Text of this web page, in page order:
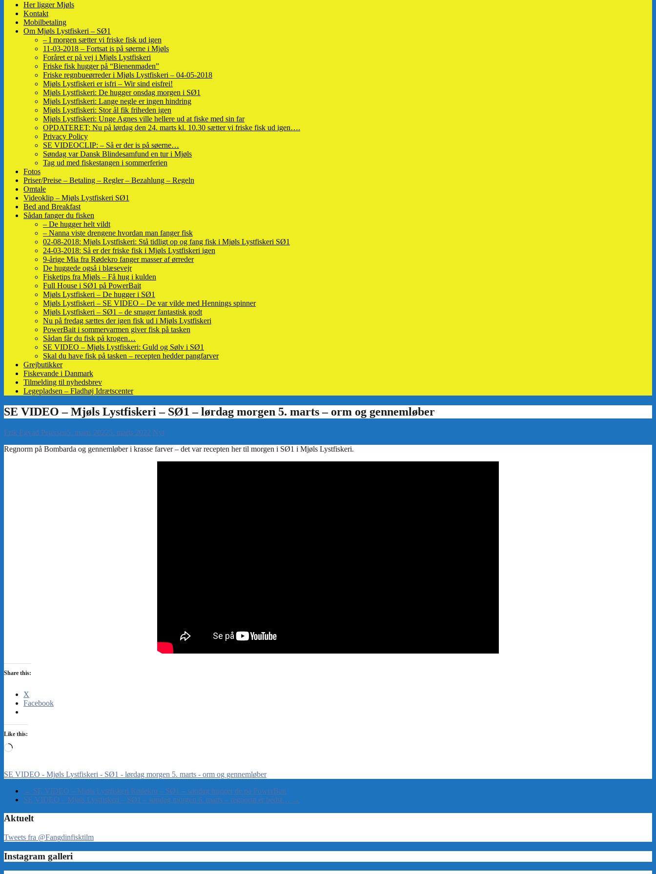
Her ligger Mjøls
Kontakt
Mobilbetaling
Om Mjøls Lystfiskeri – SØ1
– I morgen sætter vi friske fisk ud igen
11-03-2018 – Fortsat is på søerne i Mjøls
Foråret er på vej i Mjøls Lystfiskeri
Friske fisk hugger på “Bienenmaden”
Friske regnbueørreder i Mjøls Lystfiskeri – 04-05-2018
Mjøls Lystfiskeri er isfri – Wir sind eisfrei!
Mjøls Lystfiskeri: De hugger onsdag morgen i SØ1
Mjøls Lystfiskeri: Lange negle er ingen hindring
Mjøls Lystfiskeri: Stor ål fik friheden igen
Mjøls Lystfiskeri: Unge Agnes ville hellere ud at fiske med sin far
OPDATERET: Nu på lørdag den 24. marts kl. 10.30 sætter vi friske fisk ud igen….
Privacy Policy
SE VIDEOCLIP: – Så er der is på søerne…
Søndag var Dansk Blindesamfund en tur i Mjøls
Tag ud med fiskestangen i sommerferien
Fotos
Priser/Preise – Betaling – Regler – Bezahlung – Regeln
Omtale
Videoklip – Mjøls Lystfiskeri SØ1
Bed and Breakfast
Sådan fanger du fisken
– De hugger helt vildt
– Nanna viste drengene hvordan man fanger fisk
02-08-2018: Mjøls Lystfiskeri: Stå tidligt op og fang fisk i Mjøls Lystfiskeri SØ1
24-03-2018: Så er der friske fisk i Mjøls Lystfiskeri igen
9-årige Mia fra Rødekro fanger masser af ørreder
De huggede også i blæsevejr
Fisketips fra Mjøls – Få hug i kulden
Full House i SØ1 på PowerBait
Mjøls Lystfiskeri – De hugger i SØ1
Mjøls Lystfiskeri – SE VIDEO – De var vilde med Hennings spinner
Mjøls Lystfiskeri – SØ1 – de smager fantastisk godt
Nu på fredag sættes der igen fisk ud i Mjøls Lystfiskeri
PowerBait i sommervarmen giver fisk på tasken
Sådan får du fisk på krogen…
SE VIDEO – Mjøls Lystfiskeri: Guld og Sølv i SØ1
Skal du have fisk på tasken – recepten hedder pangfarver
Grejbutikker
Fiskevande i Danmark
Tilmelding til nyhedsbrev
Legepladsen – Fladhøj Idrætscenter
Erik Egvad Petersen5. marts 20225. marts 2022 Nyt
Share this:
X
Facebook
Like this:
Loading…
SE VIDEO - Mjøls Lystfiskeri - SØ1 - lørdag morgen 5. marts - orm og gennemløber
← SE VIDEO – Mjøls Lystfiskeri Rødekro – SØ1 – søndag hugger de på PowerBait
SE VIDEO – Mjøls Lystfiskeri – SØ1 – søndag morgen 6. marts – regnorm er bedst… →
Aktuelt
Tweets fra @Fangdinfisktilm
Instagram galleri